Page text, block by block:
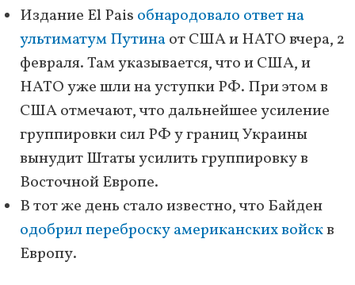
Издание El Pais обнародовало ответ на
ультиматум Путинаот США и НАТО вчера, 2
февраля. Там указывается, что и США, и
НАТО уже шли на уступки РФ. При этом в
США отмечают, что дальнейшее усиление
группировки сил РФ у границ Украины
вынудит Штаты усилить группировку в
Восточной Европе.
В тот же день стало известно, что Байден
одобрил переброску американских войскв
Европу.